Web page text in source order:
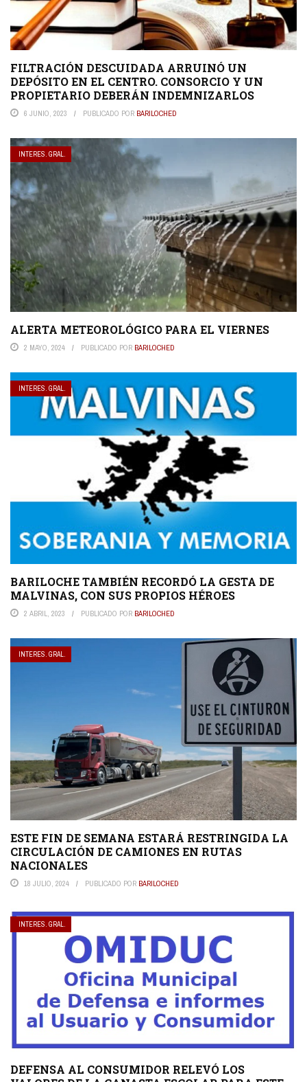
FILTRACIÓN DESCUIDADA ARRUINÓ UN
DEPÓSITO EN EL CENTRO. CONSORCIO Y UN
PROPIETARIO DEBERÁN INDEMNIZARLOS
6 JUNIO, 2023 PUBLICADO POR BARILOCHED
INTERES. GRAL.
ALERTA METEOROLÓGICO PARA EL VIERNES
2 MAYO, 2024 PUBLICADO POR BARILOCHED
INTERES. GRAL.
BARILOCHE TAMBIÉN RECORDÓ LA GESTA DE
MALVINAS, CON SUS PROPIOS HÉROES
2 ABRIL, 2023 PUBLICADO POR BARILOCHED
INTERES. GRAL.
ESTE FIN DE SEMANA ESTARÁ RESTRINGIDA LA
CIRCULACIÓN DE CAMIONES EN RUTAS
NACIONALES
18 JULIO, 2024 PUBLICADO POR BARILOCHED
INTERES. GRAL.
DEFENSA AL CONSUMIDOR RELEVÓ LOS